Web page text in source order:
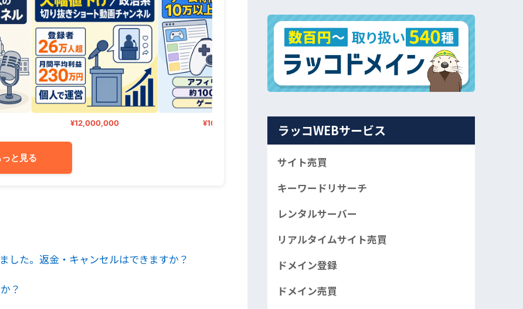
¥12,000,000 ¥100,000
¥1,200,000 ¥27,500,000
っと見る
した。返金・キャンセルはできますか？
？
ラッコWEBサービス
サイト売買
キーワードリサーチ
レンタルサーバー
リアルタイムサイト売買
ドメイン登録
ドメイン売買